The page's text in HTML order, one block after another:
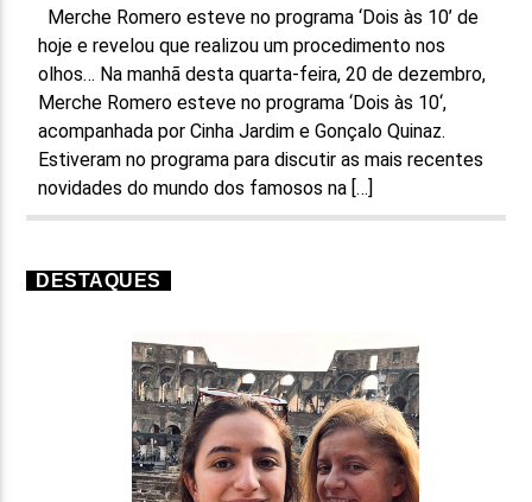
Merche Romero esteve no programa ‘Dois às 10’ de
hoje e revelou que realizou um procedimento nos
olhos… Na manhã desta quarta-feira, 20 de dezembro,
Merche Romero esteve no programa ‘Dois às 10‘,
acompanhada por Cinha Jardim e Gonçalo Quinaz.
Estiveram no programa para discutir as mais recentes
novidades do mundo dos famosos na […]
DESTAQUES